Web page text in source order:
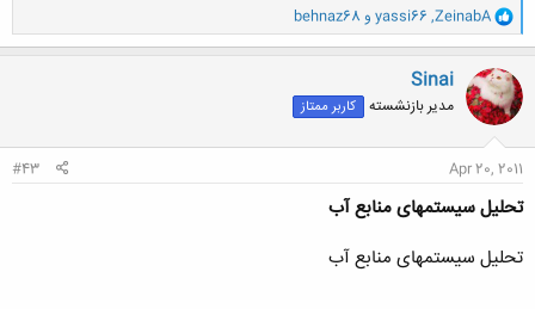
و
ا
ک
ن
ش
ه
ا
ZeinabA
,
yassi66 و behnaz68
Sinai
مدیر بازنشسته کاربر ممتاز
Apr 20, 2011
#43
تحلیل سیستمهای منابع آب
تحلیل سیستمهای منابع آب